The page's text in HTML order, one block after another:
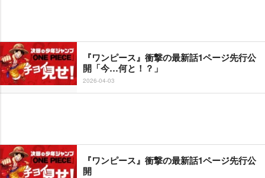
『ワンピース』衝撃の最新話1ページ先行公
開「今…何と！？」
2026-04-03
『ワンピース』衝撃の最新話1ページ先行公
開